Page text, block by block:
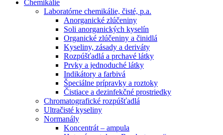
Chemikálie
Laboratórne chemikálie, čisté, p.a.
Anorganické zlúčeniny
Soli anorganických kyselín
Organické zlúčeniny a činidlá
Kyseliny, zásady a deriváty
Rozpúšťadlá a prchavé látky
Prvky a jednoduché látky
Indikátory a farbivá
Špeciálne prípravky a roztoky
Čistiace a dezinfekčné prostriedky
Chromatografické rozpúšťadlá
Ultračisté kyseliny
Normanály
Koncentrát – ampula